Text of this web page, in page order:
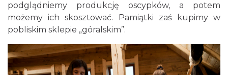
podglądniemy produkcję oscypków, a potem
możemy ich skosztować. Pamiątki zaś kupimy w
pobliskim sklepie „góralskim”.